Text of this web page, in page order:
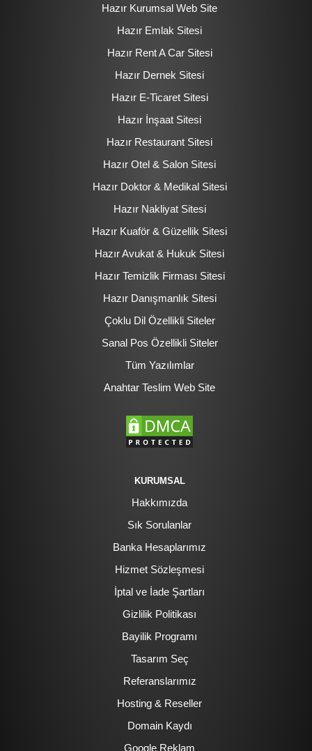
Hazır Kurumsal Web Site
Hazır Emlak Sitesi
Hazır Rent A Car Sitesi
Hazır Dernek Sitesi
Hazır E-Ticaret Sitesi
Hazır İnşaat Sitesi
Hazır Restaurant Sitesi
Hazır Otel & Salon Sitesi
Hazır Doktor & Medikal Sitesi
Hazır Nakliyat Sitesi
Hazır Kuaför & Güzellik Sitesi
Hazır Avukat & Hukuk Sitesi
Hazır Temizlik Firması Sitesi
Hazır Danışmanlık Sitesi
Çoklu Dil Özellikli Siteler
Sanal Pos Özellikli Siteler
Tüm Yazılımlar
Anahtar Teslim Web Site
KURUMSAL
Hakkımızda
Sık Sorulanlar
Banka Hesaplarımız
Hizmet Sözleşmesi
İptal ve İade Şartları
Gizlilik Politikası
Bayilik Programı
Tasarım Seç
Referanslarımız
Hosting & Reseller
Domain Kaydı
Google Reklam